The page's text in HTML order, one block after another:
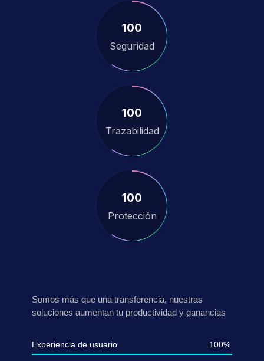
100
Seguridad
100
Trazabilidad
100
Protección
Somos más que una transferencia, nuestras
soluciones aumentan tu productividad y ganancias
Experiencia de usuario 100%